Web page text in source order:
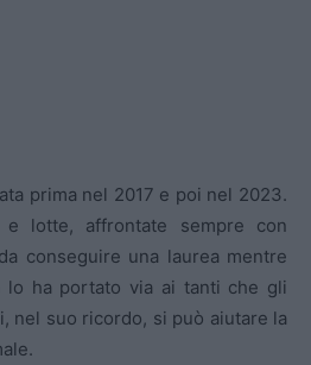
prima nel 2017 e poi nel 2023.
lotte, affrontate sempre con
conseguire una laurea mentre
lo ha portato via ai tanti che gli
nel suo ricordo, si può aiutare la